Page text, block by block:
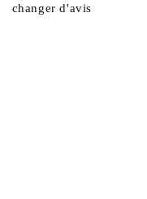
changer d'avis